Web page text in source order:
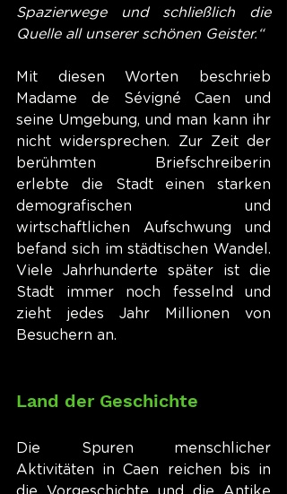
Spazierwege und schließlich die
Quelle all unserer schönen Geister.“
Mit diesen Worten beschrieb
Madame de Sévigné Caen und
seine Umgebung, und man kann ihr
nicht widersprechen. Zur Zeit der
berühmten Briefschreiberin
erlebte die Stadt einen starken
demografischen und
wirtschaftlichen Aufschwung und
befand sich im städtischen Wandel.
Viele Jahrhunderte später ist die
Stadt immer noch fesselnd und
zieht jedes Jahr Millionen von
Besuchern an.
Land der Geschichte
Die Spuren menschlicher
Aktivitäten in Caen reichen bis in